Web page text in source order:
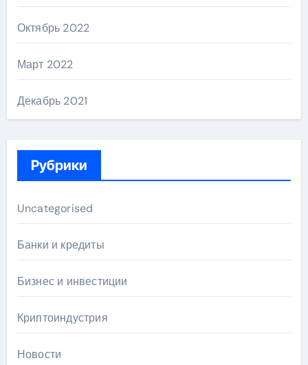
Октябрь 2022
Март 2022
Декабрь 2021
Рубрики
Uncategorised
Банки и кредиты
Бизнес и инвестиции
Криптоиндустрия
Новости